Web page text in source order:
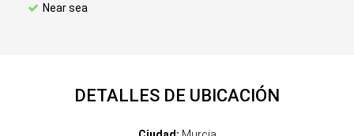
Near sea
DETALLES DE UBICACIÓN